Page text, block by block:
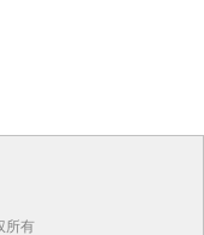
所有